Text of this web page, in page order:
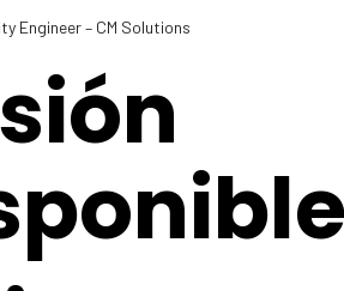
Engineer – CM Solutions